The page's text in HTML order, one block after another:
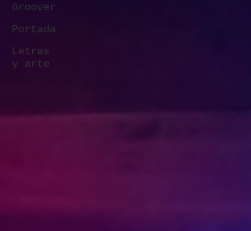
Groover
Portada
Letras
y arte